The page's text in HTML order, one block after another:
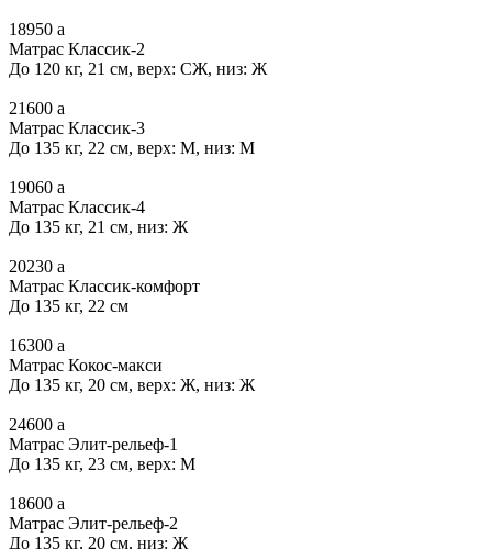
18950 a
Матрас Классик-2
До 120 кг, 21 см, верх: СЖ, низ: Ж
21600 a
Матрас Классик-3
До 135 кг, 22 см, верх: М, низ: М
19060 a
Матрас Классик-4
До 135 кг, 21 см, низ: Ж
20230 a
Матрас Классик-комфорт
До 135 кг, 22 см
16300 a
Матрас Кокос-макси
До 135 кг, 20 см, верх: Ж, низ: Ж
24600 a
Матрас Элит-рельеф-1
До 135 кг, 23 см, верх: М
18600 a
Матрас Элит-рельеф-2
До 135 кг, 20 см, низ: Ж